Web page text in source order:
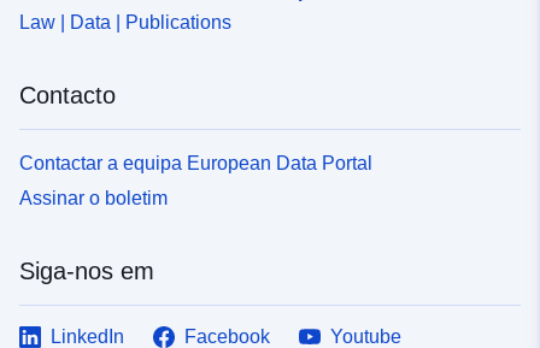
Law | Data | Publications
Contacto
Contactar a equipa European Data Portal
Assinar o boletim
Siga-nos em
LinkedIn Facebook
Youtube